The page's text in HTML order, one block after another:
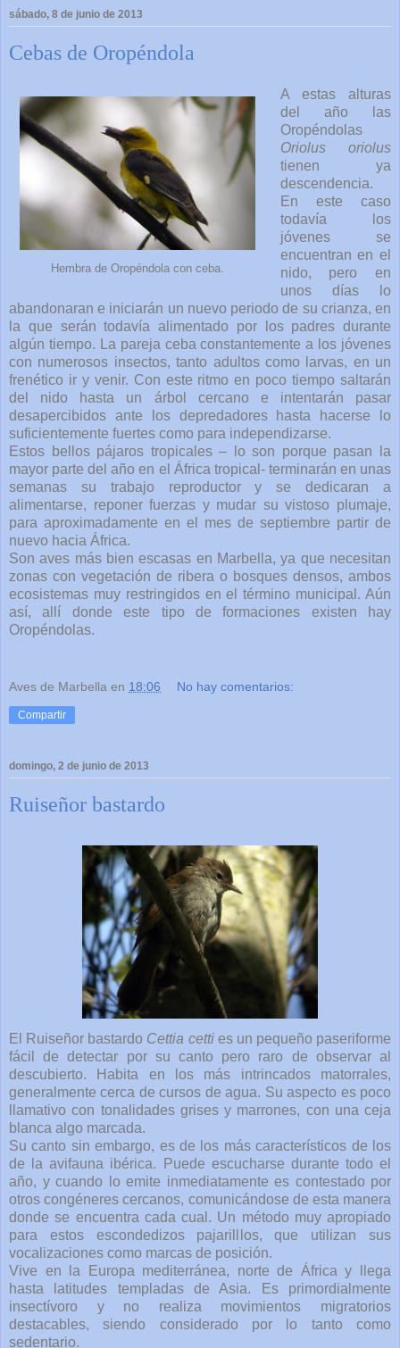
sábado, 8 de junio de 2013
Cebas de Oropéndola
Hembra de Oropéndola con ceba.
A estas alturas
del año las
Oropéndolas
Oriolus oriolus
tienen ya
descendencia.
En este caso
todavía los
jóvenes se
encuentran en el
nido, pero en
unos días lo
abandonaran e iniciarán un nuevo periodo de su crianza, en
la que serán todavía alimentado por los padres durante
algún tiempo. La pareja ceba constantemente a los jóvenes
con numerosos insectos, tanto adultos como larvas, en un
frenético ir y venir. Con este ritmo en poco tiempo saltarán
del nido hasta un árbol cercano e intentarán pasar
desapercibidos ante los depredadores hasta hacerse lo
suficientemente fuertes como para independizarse.
Estos bellos pájaros tropicales – lo son porque pasan la
mayor parte del año en el África tropical- terminarán en unas
semanas su trabajo reproductor y se dedicaran a
alimentarse, reponer fuerzas y mudar su vistoso plumaje,
para aproximadamente en el mes de septiembre partir de
nuevo hacia África.
Son aves más bien escasas en Marbella, ya que necesitan
zonas con vegetación de ribera o bosques densos, ambos
ecosistemas muy restringidos en el término municipal. Aún
así, allí donde este tipo de formaciones existen hay
Oropéndolas.
Aves de Marbella en 18:06 No hay comentarios:
Compartir
domingo, 2 de junio de 2013
Ruiseñor bastardo
El Ruiseñor bastardo Cettia cetties un pequeño paseriforme
fácil de detectar por su canto pero raro de observar al
descubierto. Habita en los más intrincados matorrales,
generalmente cerca de cursos de agua. Su aspecto es poco
llamativo con tonalidades grises y marrones, con una ceja
blanca algo marcada.
Su canto sin embargo, es de los más característicos de los
de la avifauna ibérica. Puede escucharse durante todo el
año, y cuando lo emite inmediatamente es contestado por
otros congéneres cercanos, comunicándose de esta manera
donde se encuentra cada cual. Un método muy apropiado
para estos escondedizos pajarilllos, que utilizan sus
vocalizaciones como marcas de posición.
Vive en la Europa mediterránea, norte de África y llega
hasta latitudes templadas de Asia. Es primordialmente
insectívoro y no realiza movimientos migratorios
destacables, siendo considerado por lo tanto como
sedentario.